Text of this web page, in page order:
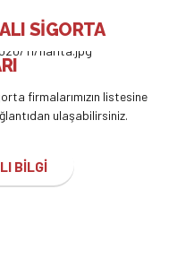
SİGORTA
firmalarımızın listesine
ulaşabilirsiniz.
BİLGİ